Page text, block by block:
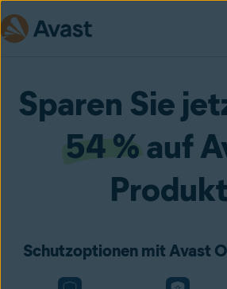
Sparen Sie
54 %auf
Schutzoptionen mit Avast